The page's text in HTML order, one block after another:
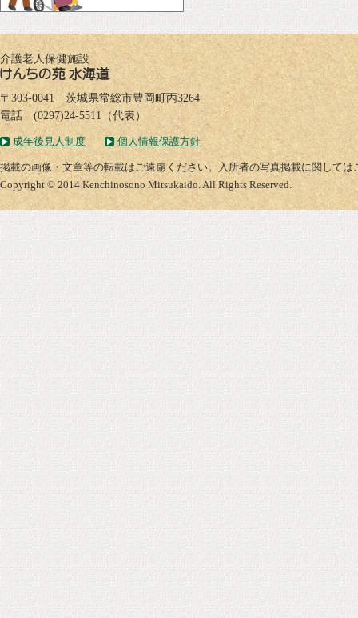
介護老人保健施設
〒303-0041 茨城県常総市豊岡町丙3264
電話 (0297)24-5511（代表）
成年後見人制度 個人情報保護方針
掲載の画像・文章等の転載はご遠慮ください。入所者の写真掲載に関して
Copyright © 2014 Kenchinosono Mitsukaido. All Rights Reserved.